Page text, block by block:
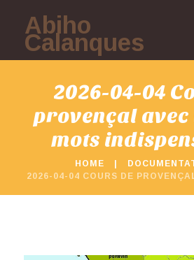
Abiho
Calanques
2026-04-04
provençal avec
mots
HOME
2026-04-04 COURS DE